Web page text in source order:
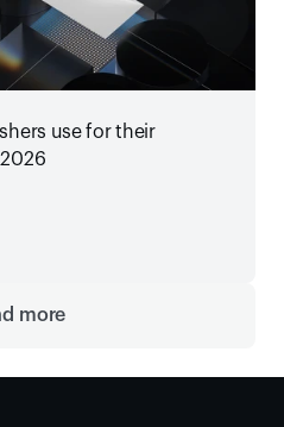
use for their
more